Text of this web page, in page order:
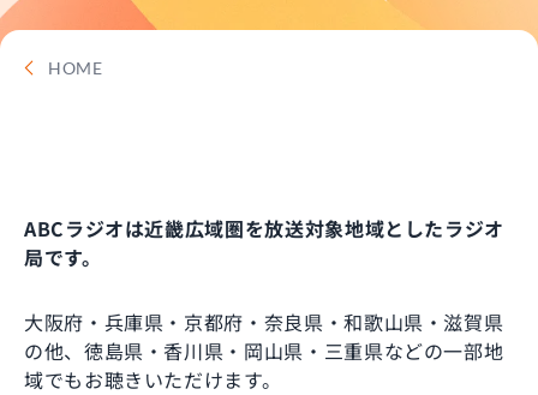
HOME
ABCラジオは近畿広域圏を放送対象地域としたラジオ
局です。
大阪府・兵庫県・京都府・奈良県・和歌山県・滋賀県
の他、徳島県・香川県・岡山県・三重県などの一部地
域でもお聴きいただけます。